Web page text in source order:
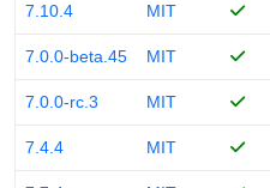
7.10.4 MIT
7.0.0-beta.45 MIT
7.0.0-rc.3 MIT
7.4.4 MIT